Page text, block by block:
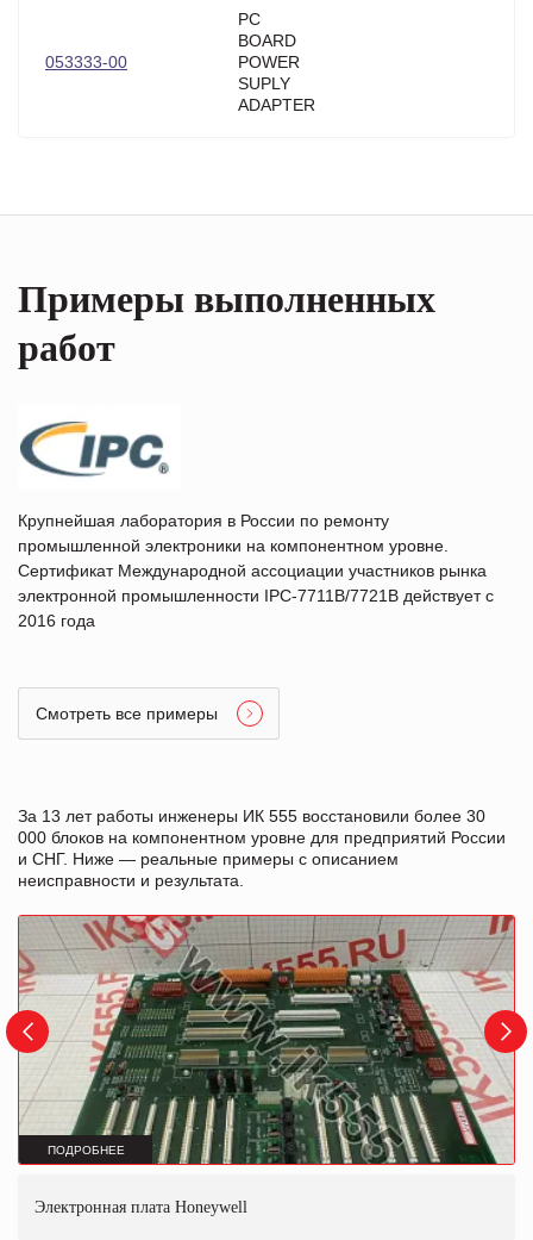
053333-00
PC
BOARD
POWER
SUPLY
ADAPTER
Примеры выполненных
работ
Крупнейшая лаборатория в России по ремонту
промышленной электроники на компонентном уровне.
Сертификат Международной ассоциации участников рынка
электронной промышленности IPC-7711B/7721B действует с
2016 года
Смотреть все примеры
За 13 лет работы инженеры ИК 555 восстановили более 30
000 блоков на компонентном уровне для предприятий России
и СНГ. Ниже — реальные примеры с описанием
неисправности и результата.
ПОДРОБНЕЕ
Электронная плата Honeywell